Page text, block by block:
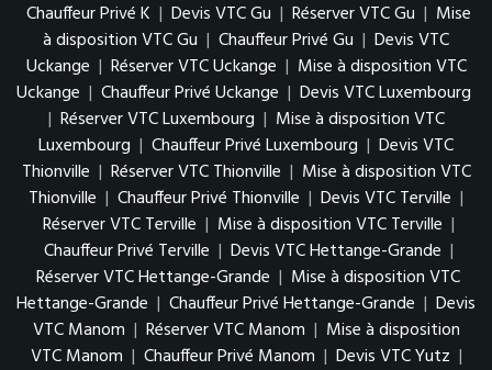
Chauffeur Privé K | Devis VTC Gu | Réserver VTC Gu | Mise
à disposition VTC Gu | Chauffeur Privé Gu | Devis VTC
Uckange | Réserver VTC Uckange | Mise à disposition VTC
Uckange | Chauffeur Privé Uckange | Devis VTC Luxembourg
| Réserver VTC Luxembourg | Mise à disposition VTC
Luxembourg | Chauffeur Privé Luxembourg | Devis VTC
Thionville | Réserver VTC Thionville | Mise à disposition VTC
Thionville | Chauffeur Privé Thionville | Devis VTC Terville |
Réserver VTC Terville | Mise à disposition VTC Terville |
Chauffeur Privé Terville | Devis VTC Hettange-Grande |
Réserver VTC Hettange-Grande | Mise à disposition VTC
Hettange-Grande | Chauffeur Privé Hettange-Grande | Devis
VTC Manom | Réserver VTC Manom | Mise à disposition
VTC Manom | Chauffeur Privé Manom | Devis VTC Yutz |